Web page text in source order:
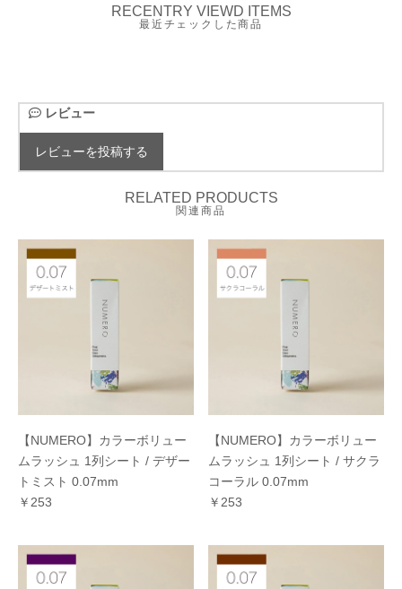
RECENTRY VIEWD ITEMS
最近チェックした商品
レビュー
レビューを投稿する
RELATED PRODUCTS
関連商品
【NUMERO】カラーボリュー
ムラッシュ 1列シート / デザー
トミスト 0.07mm
￥253
【NUMERO】カラーボリュー
ムラッシュ 1列シート / サクラ
コーラル 0.07mm
￥253